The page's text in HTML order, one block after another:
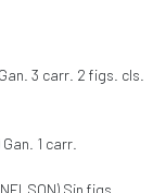
3 carr. 2 figs. cls.
Gan. 1 carr.
Sin figs.